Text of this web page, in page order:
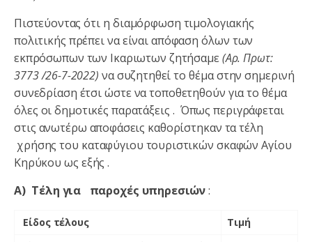
Πιστεύοντας ότι η διαμόρφωση τιμολογιακής
πολιτικής πρέπει να είναι απόφαση όλων των
εκπρόσωπων των Ικαριωτων ζητήσαμε(Αρ. Πρωτ:
3773 /26-7-2022) να συζητηθεί το θέμα στην σημερινή
συνεδρίαση έτσι ώστε να τοποθετηθούν για το θέμα
όλες οι δημοτικές παρατάξεις . Όπως περιγράφεται
στις ανωτέρω αποφάσεις καθορίστηκαν τα τέλη
χρήσης του καταφύγιου τουριστικών σκαφών Αγίου
Κηρύκου ως εξής .
Α) Τέλη για παροχές υπηρεσιών:
Είδος τέλους
Τιμή